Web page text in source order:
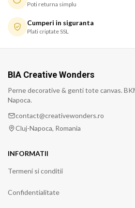
Poti returna simplu
Cumperi in siguranta
Plati criptate SSL
BIA Creative Wonders
Perne decorative & genti tote canvas.
Napoca.
contact@creativewonders.ro
Cluj-Napoca, Romania
INFORMATII
Termeni si conditii
Confidentialitate